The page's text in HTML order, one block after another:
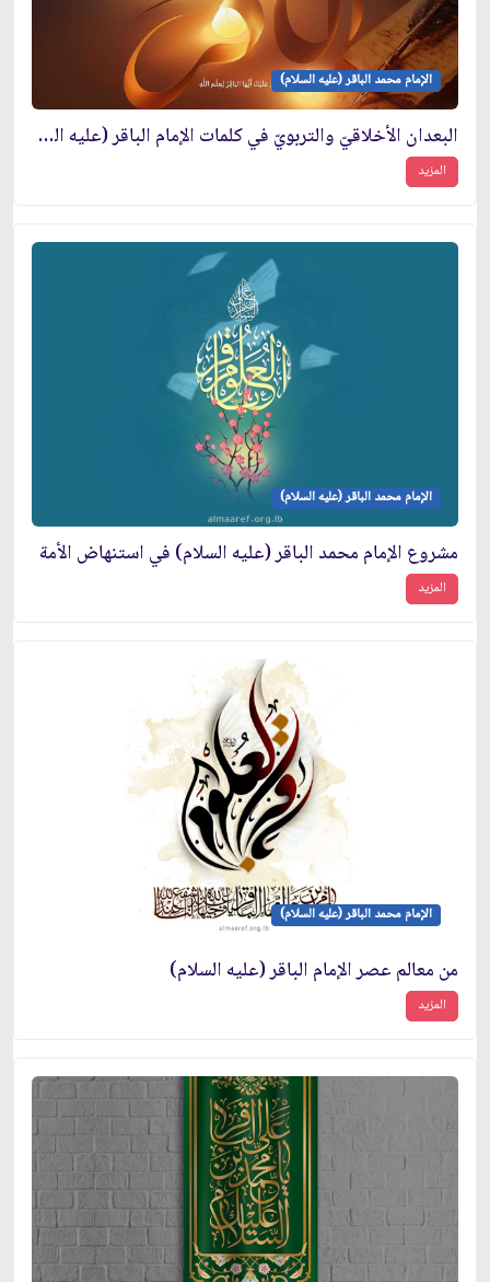
الإمام محمد الباقر (عليه السلام)
البعدان الأخلاقيّ والتربويّ في كلمات الإمام الباقر (عليه السلام)
المزيد
الإمام محمد الباقر (عليه السلام)
مشروع الإمام محمد الباقر (عليه السلام) في استنهاض الأمة
المزيد
الإمام محمد الباقر (عليه السلام)
من معالم عصر الإمام الباقر (عليه السلام)
المزيد